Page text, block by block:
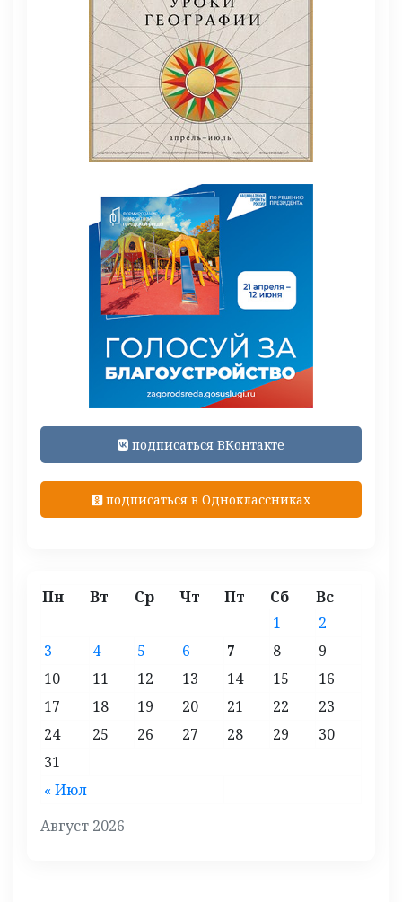
подписаться ВКонтакте
подписаться в Одноклассниках
Август 2026
Пн Вт Ср Чт Пт Сб Вс
« Июл
1
2
3
4 5 6 7 8
9
10
11 12 13 14 15
16
17
18 19 20 21 22
23
24
25 26 27 28 29
30
31